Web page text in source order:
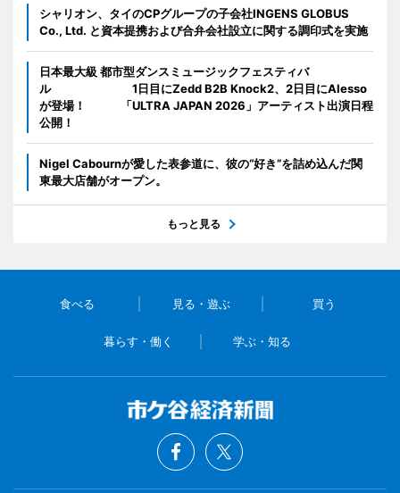
シャリオン、タイのCPグループの子会社INGENS GLOBUS
Co., Ltd. と資本提携および合弁会社設立に関する調印式を実施
日本最大級 都市型ダンスミュージックフェスティバ
ル 1日目にZedd B2B Knock2、2日目にAlesso
が登場！ 「ULTRA JAPAN 2026」アーティスト出演日程
公開！
Nigel Cabournが愛した表参道に、彼の“好き”を詰め込んだ関
東最大店舗がオープン。
もっと見る
食べる 見る・遊ぶ 買う
暮らす・働く 学ぶ・知る